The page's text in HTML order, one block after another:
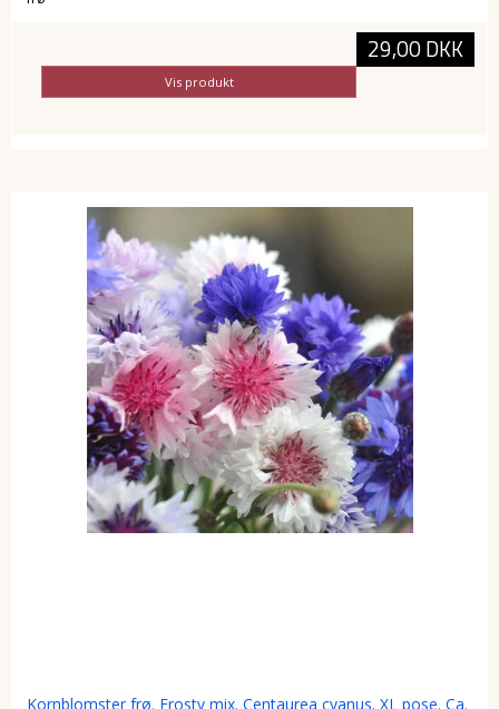
29,00 DKK
Vis produkt
Kornblomster frø. Frosty mix. Centaurea cyanus. XL pose. Ca.